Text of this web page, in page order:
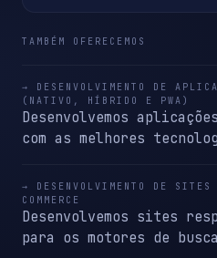
TAMBÉM OFERECEMOS
→ DESENVOLVIMENTO DE
(NATIVO, HÍBRIDO E PWA)
Desenvolvemos
com as melhores
→ DESENVOLVIMENTO DE
COMMERCE
Desenvolvemos sites
para os motores de